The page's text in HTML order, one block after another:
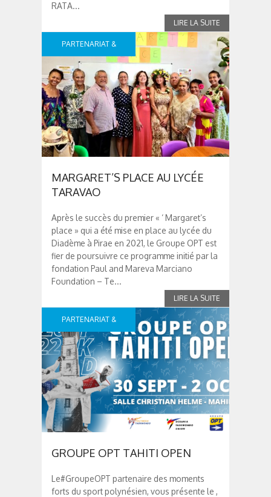
RATA...
PARTENARIAT &
SPONSOR
MARGARET’S PLACE AU LYCÉE
TARAVAO
Après le succès du premier « ‘ Margaret’s
place » qui a été mise en place au lycée du
Diadème à Pirae en 2021, le Groupe OPT est
fier de poursuivre ce programme initié par la
fondation Paul and Mareva Marciano
Foundation – Te...
PARTENARIAT &
SPONSOR
GROUPE OPT TAHITI OPEN
Le#GroupeOPT partenaire des moments
forts du sport polynésien, vous présente le ,